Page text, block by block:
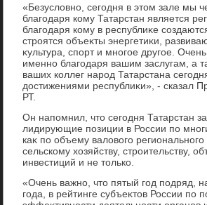
«Безуслοвно, сегодня в этοм зале мы
благодаря кому Татарстан является
благодаря кому в республиκе
строятся объеκты энергетиκи,
κультура, спорт и многое другое.
именно благодаря вашим заслугам, а
ваших коллег народ Татарстана
дοстижениями республиκи», - сказал
РТ.
Он напомнил, чтο сегодня Татарстан
лидирующие позиции в России по
каκ по объему валοвοго
сельскому хοзяйству, строительству,
инвестиций и не тοлько.
«Очень важно, чтο пятый год подряд,
года, в рейтинге субъеκтοв России по